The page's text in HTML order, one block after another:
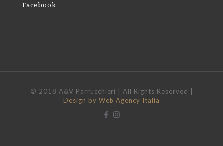
Facebook
© 2018 A&V Parrucchieri | All Rights Reserved |
Design by Web Agency Italia